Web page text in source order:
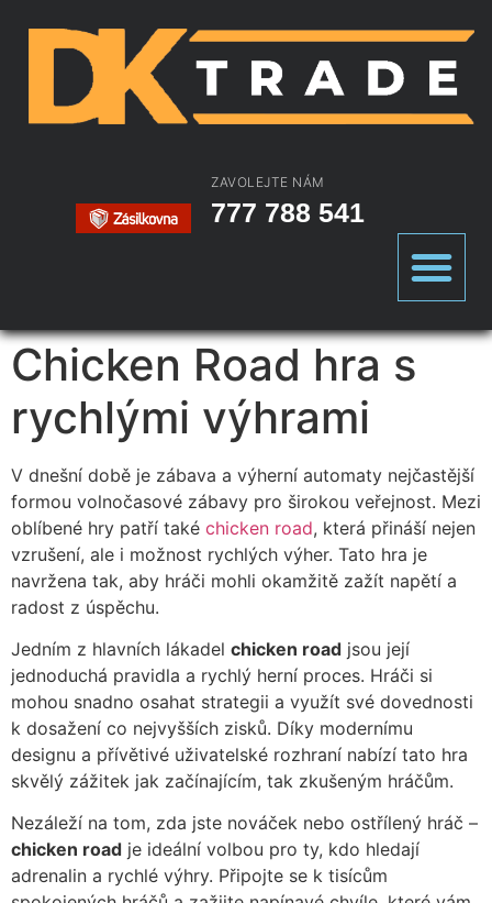
ZAVOLEJTE NÁM
777 788 541
Chicken Road hra s
rychlými výhrami
V dnešní době je zábava a výherní automaty nejčastější
formou volnočasové zábavy pro širokou veřejnost. Mezi
oblíbené hry patří také chicken road, která přináší nejen
vzrušení, ale i možnost rychlých výher. Tato hra je
navržena tak, aby hráči mohli okamžitě zažít napětí a
radost z úspěchu.
Jedním z hlavních lákadel chicken road jsou její
jednoduchá pravidla a rychlý herní proces. Hráči si
mohou snadno osahat strategii a využít své dovednosti
k dosažení co nejvyšších zisků. Díky modernímu
designu a přívětivé uživatelské rozhraní nabízí tato hra
skvělý zážitek jak začínajícím, tak zkušeným hráčům.
Nezáleží na tom, zda jste nováček nebo ostřílený hráč –
chicken road je ideální volbou pro ty, kdo hledají
adrenalin a rychlé výhry. Připojte se k tisícům